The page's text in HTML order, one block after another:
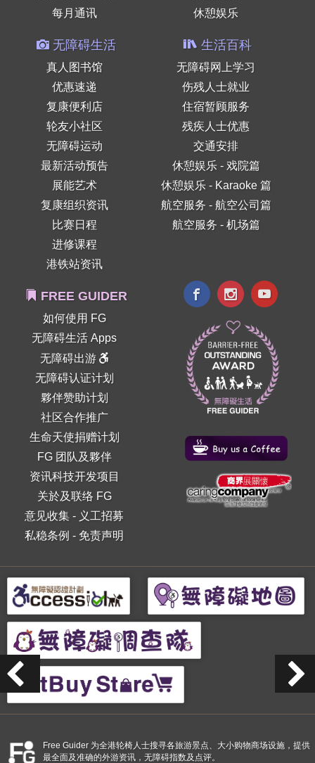
每月通讯
休憩娱乐
无障碍生活
真人图书馆
优惠速递
复康便利店
轮友小社区
无障碍运动
最新活动预告
展能艺术
复康组织资讯
比赛日程
进修课程
港铁站资讯
生活百科
无障碍网上学习
伤残人士就业
住宿暂顾服务
残疾人士优惠
交通安排
休憩娱乐 - 戏院篇
休憩娱乐 - Karaoke 篇
航空服务 - 航空公司篇
航空服务 - 机场篇
FREE GUIDER
如何使用 FG
无障碍生活 Apps
无障碍出游
无障碍认证计划
夥伴赞助计划
社区合作推广
生命天使捐赠计划
FG 团队及夥伴
资讯科技开发项目
关於及联络 FG
意见收集 - 义工招募
私稳条例 - 免责声明
Free Guider 为全港轮椅人士搜寻各旅游景点、大小购物商场设施，提供
最全面及准确的外游资讯，无障碍指数及点评。